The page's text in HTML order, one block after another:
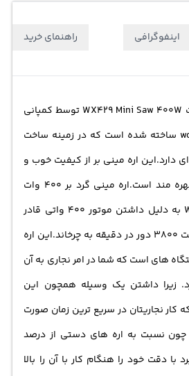
اینفوگرافی
راهنمای خرید
اره مینی گرد بر 400 وات WX429 Mini Saw 400W توسط کمپانی
خوش نام و آوازه ی worx ساخته شده است که در زمینه ساخت
دارد.این اره مینی بر از کیفیت خوب و
امنیت فوق العاده ای بهره مند است.اره مینی گرد بر 400 وات
WX429 Mini Saw 400W به دلیل داشتن موتور 400 واتی قادر
است که صحفه را با سرعت 3800 دور در دقیقه به چرخاند.این اره
های است که شما در امر نجاری به آن
زیرا داشتن یک وسیله همچون این
نجاریتان در سریع ترین زمان صورت
چون نسبت به اره های دستی از درصد
با دقت خود را هنگام کار با آن را بالا